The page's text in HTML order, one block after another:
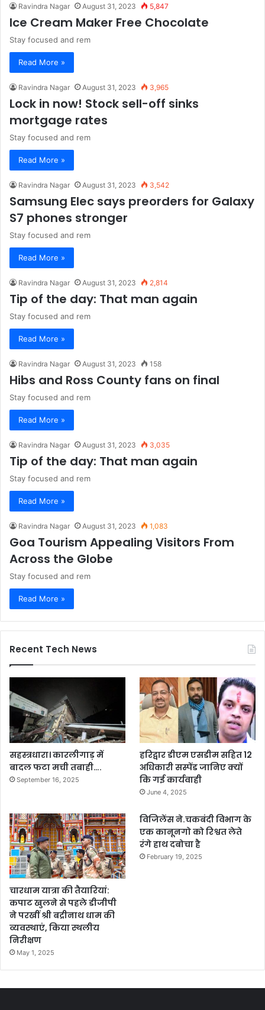
Ravindra Nagar August 31, 2023 5,847
Ice Cream Maker Free Chocolate
Stay focused and rem
Read More »
Ravindra Nagar August 31, 2023 3,965
Lock in now! Stock sell-off sinks
mortgage rates
Stay focused and rem
Read More »
Ravindra Nagar August 31, 2023 3,542
Samsung Elec says preorders for Galaxy
S7 phones stronger
Stay focused and rem
Read More »
Ravindra Nagar August 31, 2023 2,814
Tip of the day: That man again
Stay focused and rem
Read More »
Ravindra Nagar August 31, 2023 158
Hibs and Ross County fans on final
Stay focused and rem
Read More »
Ravindra Nagar August 31, 2023 3,035
Tip of the day: That man again
Stay focused and rem
Read More »
Ravindra Nagar August 31, 2023 1,083
Goa Tourism Appealing Visitors From
Across the Globe
Stay focused and rem
Read More »
Recent Tech News
सहस्त्रधारा। कारलीगाड़ में
बादल फटा मची तबाही….
September 16, 2025
हरिद्वार डीएम एसडीम सहित 12
अधिकारी सस्पेंड जानिए क्यों
कि गई कार्यवाही
June 4, 2025
चारधाम यात्रा की तैयारियां:
कपाट खुलने से पहले डीजीपी
ने परखीं श्री बद्रीनाथ धाम की
व्यवस्थाएं, किया स्थलीय
निरीक्षण
May 1, 2025
विजिलेंस ने.चकबंदी विभाग के
एक कानूनगो को रिश्वत लेते
रंगे हाथ दबोचा है
February 19, 2025